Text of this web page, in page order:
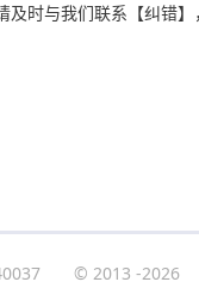
及时与我们联系 【纠错】
© 2013 -2026